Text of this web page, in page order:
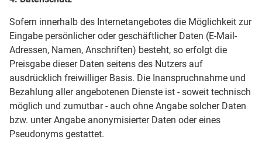
Sofern innerhalb des Internetangebotes die Möglichkeit zur
Eingabe persönlicher oder geschäftlicher Daten (E-Mail-
Adressen, Namen, Anschriften) besteht, so erfolgt die
Preisgabe dieser Daten seitens des Nutzers auf
ausdrücklich freiwilliger Basis. Die Inanspruchnahme und
Bezahlung aller angebotenen Dienste ist - soweit technisch
möglich und zumutbar - auch ohne Angabe solcher Daten
bzw. unter Angabe anonymisierter Daten oder eines
Pseudonyms gestattet.